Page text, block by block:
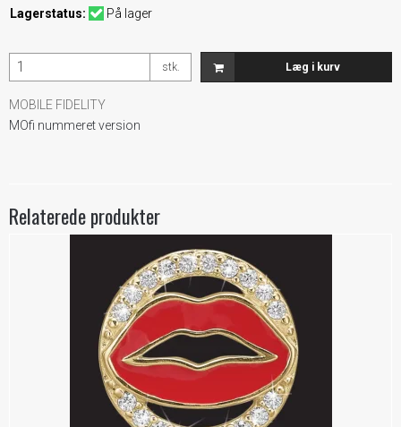
Lagerstatus: På lager
stk. Læg i kurv
MOBILE FIDELITY
MOfi nummeret version
Relaterede produkter